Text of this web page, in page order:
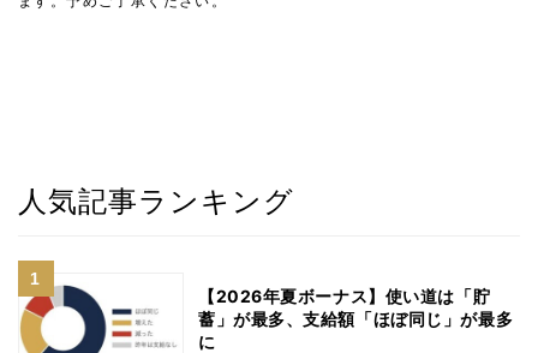
人気記事ランキング
【2026年夏ボーナス】使い道は「貯
蓄」が最多、支給額「ほぼ同じ」が最多
に